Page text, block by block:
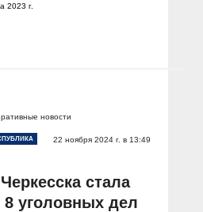
2023 г.
новости
22 ноября 2024 г. в 13:49
стала
8 уголовных дел